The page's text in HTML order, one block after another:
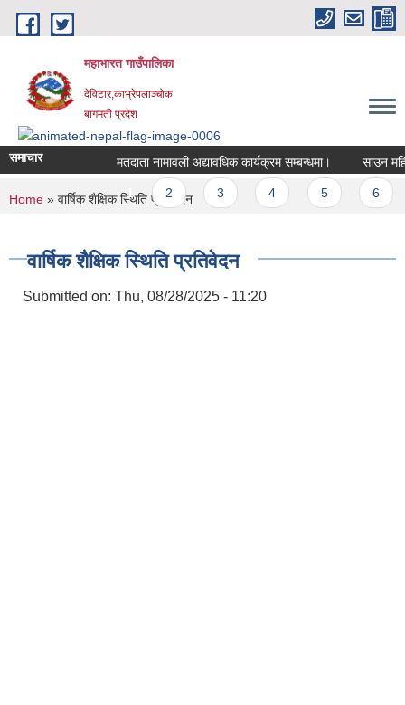
Skip to main content
महाभारत गाउँपालिका
देविटार,काभ्रेपलाञ्चोक
बागमती प्रदेश
समाचार मतदाता नामावली अद्यावधिक कार्यक्रम सम्बन्धमा। साउन
Pages
1
You are here
Home » वार्षिक शैक्षिक स्थिति प्रतिवेदन
वार्षिक शैक्षिक स्थिति प्रतिवेदन
Submitted on: Thu, 08/28/2025 - 11:20